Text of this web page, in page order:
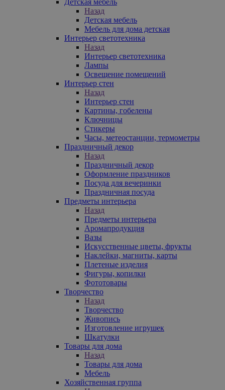
Назад
Детская мебель
Мебель для дома детская
Интерьер светотехника
Назад
Интерьер светотехника
Лампы
Освещение помещений
Интерьер стен
Назад
Интерьер стен
Картины, гобелены
Ключницы
Стикеры
Часы, метеостанции, термометры
Праздничный декор
Назад
Праздничный декор
Оформление праздников
Посуда для вечеринки
Праздничная посуда
Предметы интерьера
Назад
Предметы интерьера
Аромапродукция
Вазы
Искусственные цветы, фрукты
Наклейки, магниты, карты
Плетеные изделия
Фигуры, копилки
Фототовары
Творчество
Назад
Творчество
Живопись
Изготовление игрушек
Шкатулки
Товары для дома
Назад
Товары для дома
Мебель
Хозяйственная группа